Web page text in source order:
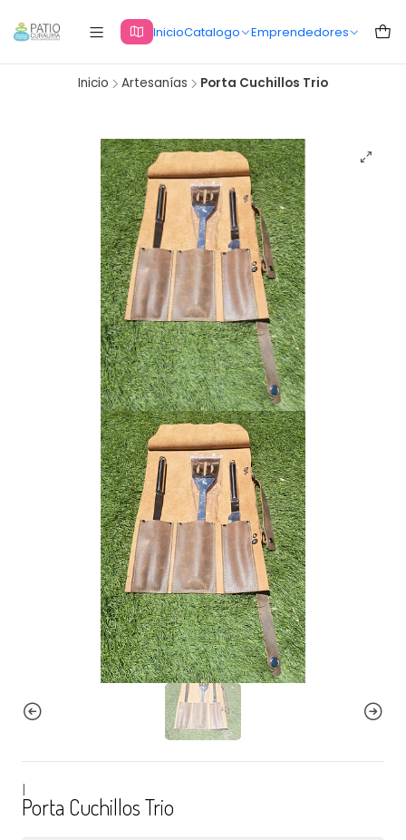
InicioCatalogo Emprendedores
Inicio Artesanías Porta Cuchillos Trio
Porta Cuchillos Trio